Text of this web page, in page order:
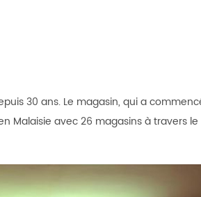
30 ans. Le magasin, qui a
Malaisie avec 26 magasins à travers le